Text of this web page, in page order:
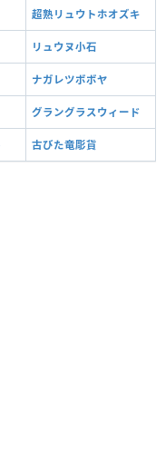
超熟リュウトホオズキ
リュウヌ小石
ナガレツボボヤ
グラングラスウィード
古びた竜彫貨